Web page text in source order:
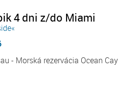
4 dni z/do Miami
- Morská rezervácia Ocean Cay